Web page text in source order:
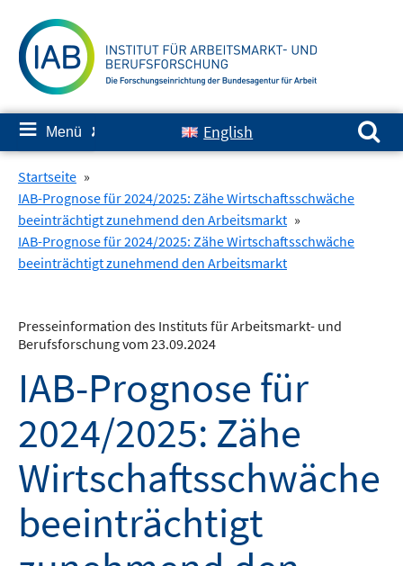
zum
Inhalt
≡ Menü ✘ English
Suchen nach:
Startseite »
IAB-Prognose für 2024/2025: Zähe Wirtschaftsschwäche
beeinträchtigt zunehmend den Arbeitsmarkt »
IAB-Prognose für 2024/2025: Zähe Wirtschaftsschwäche
beeinträchtigt zunehmend den Arbeitsmarkt
Presseinformation des Instituts für Arbeitsmarkt- und
Berufsforschung vom 23.09.2024
IAB-Prognose für
2024/2025: Zähe
Wirtschaftsschwäche
beeinträchtigt